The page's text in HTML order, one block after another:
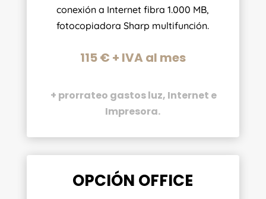
conexión a Internet fibra 1.000 MB,
fotocopiadora Sharp multifunción.
115 € + IVA al mes
+ prorrateo gastos luz, Internet e
Impresora.
OPCIÓN OFFICE